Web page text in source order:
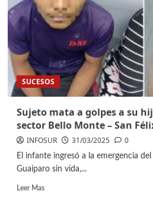
SUCESOS
Sujeto mata a golpes a su
sector Bello Monte – San
INFOSUR 31/03/2025 0
El infante ingresó a la emergencia
Guaiparo sin vida,...
Leer Mas